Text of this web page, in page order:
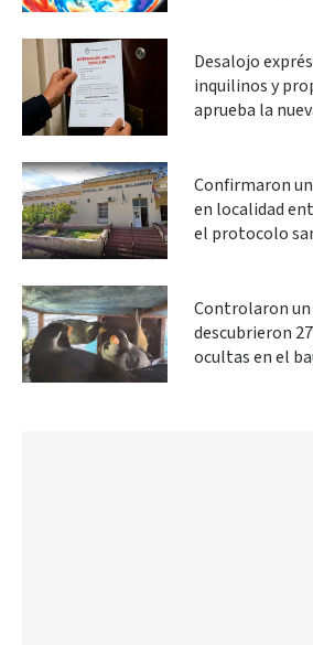
Desalojo
inquilinos y
aprueba la
Confirmaron
en localidad
el protocolo
Controlaron
descubrieron
ocultas en el